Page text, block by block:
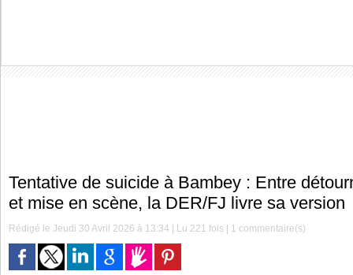
Tentative de suicide à Bambey : Entre
et mise en scène, la DER/FJ livre sa version
Rédigé le Jeudi 30 Avril 2026 à 13:34 | Lu 221 fois | 1 commentaire(s)